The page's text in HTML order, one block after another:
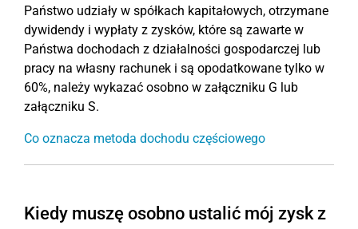
Państwo udziały w spółkach kapitałowych, otrzymane
dywidendy i wypłaty z zysków, które są zawarte w
Państwa dochodach z działalności gospodarczej lub
pracy na własny rachunek i są opodatkowane tylko w
60%, należy wykazać osobno w załączniku G lub
załączniku S.
Co oznacza metoda dochodu częściowego
Kiedy muszę osobno ustalić mój zysk z